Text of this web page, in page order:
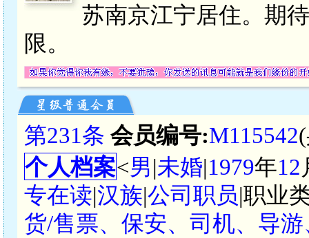
苏南京江宁居住。期
限。
第231条 会员编号:M115542
个人档案<男|未婚|1979年12
专在读|汉族|公司职员|职业
货/售票、保安、司机、导